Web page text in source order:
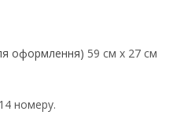
оформлення) 59 см х 27 см
номеру.